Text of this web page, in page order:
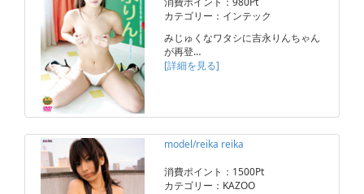
カテゴリー：インテック
みじゅくなワタシに吉永りんちゃん
が再登…
[詳細を見る]
model/reika reika
消費ポイント：1500Pt
カテゴリー：KAZOO